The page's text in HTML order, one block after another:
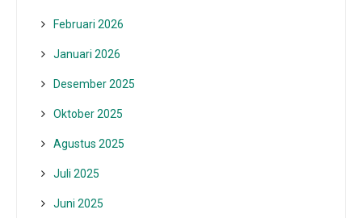
Februari 2026
Januari 2026
Desember 2025
Oktober 2025
Agustus 2025
Juli 2025
Juni 2025